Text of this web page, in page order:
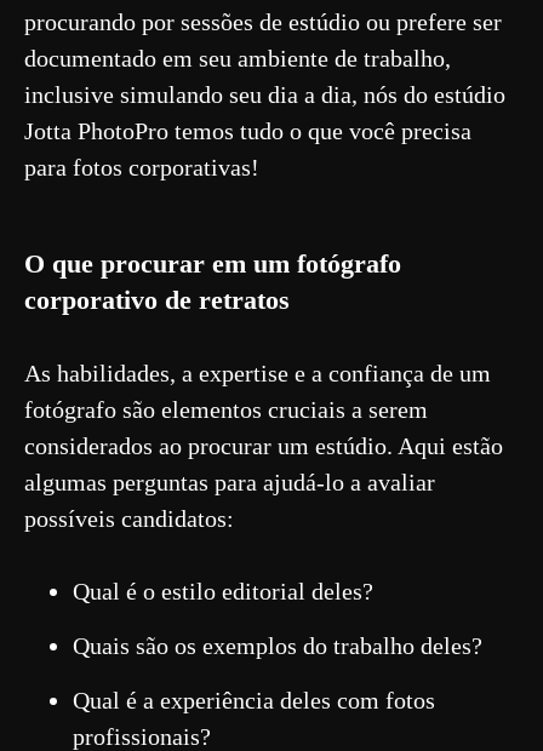
procurando por sessões de estúdio ou prefere ser
documentado em seu ambiente de trabalho,
inclusive simulando seu dia a dia, nós do estúdio
Jotta PhotoPro temos tudo o que você precisa
para fotos corporativas!
O que procurar em um fotógrafo
corporativo de retratos
As habilidades, a expertise e a confiança de um
fotógrafo são elementos cruciais a serem
considerados ao procurar um estúdio. Aqui estão
algumas perguntas para ajudá-lo a avaliar
possíveis candidatos:
Qual é o estilo editorial deles?
Quais são os exemplos do trabalho deles?
Qual é a experiência deles com fotos
profissionais?